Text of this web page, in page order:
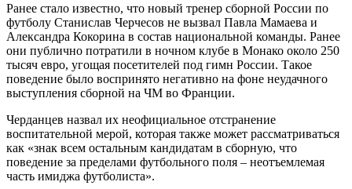
Ранее стало известно, что новый тренер сборной России по
футболу Станислав Черчесов не вызвал Павла Мамаева и
Александра Кокорина в состав национальной команды. Ранее
они публично потратили в ночном клубе в Монако около 250
тысяч евро, угощая посетителей под гимн России. Такое
поведение было воспринято негативно на фоне неудачного
выступления сборной на ЧМ во Франции.
Черданцев назвал их неофициальное отстранение
воспитательной мерой, которая также может рассматриваться
как «знак всем остальным кандидатам в сборную, что
поведение за пределами футбольного поля – неотъемлемая
часть имиджа футболиста».